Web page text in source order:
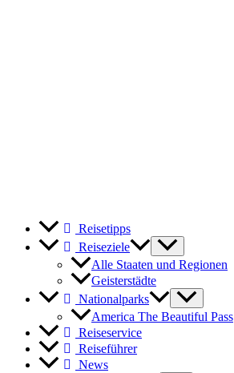
Reisetipps
Reiseziele
Alle Staaten und Regionen
Geisterstädte
Nationalparks
America The Beautiful Pass
Reiseservice
Reiseführer
News